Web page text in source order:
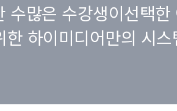
수많은 수강생이선택한
한 하이미디어만의 시